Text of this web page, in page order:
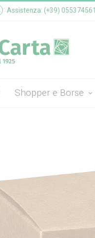
Assistenza: (+39) 055374561
Shopper e Borse